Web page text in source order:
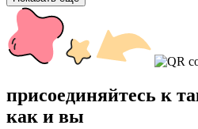
присоединяйтесь к
как и вы